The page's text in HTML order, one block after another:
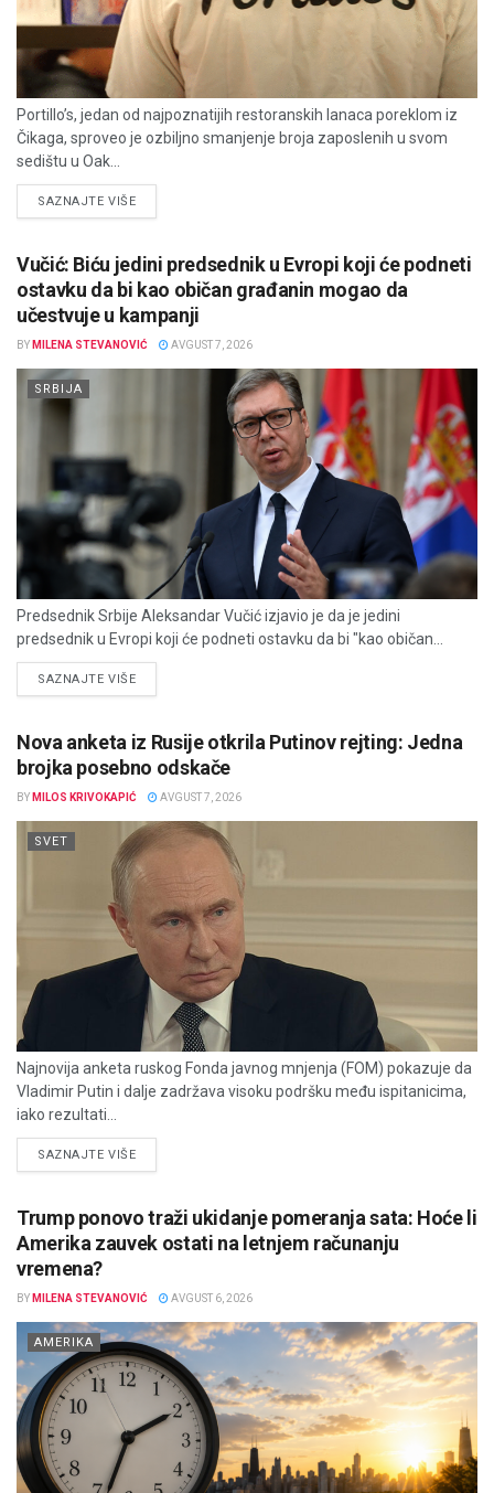
Portillo’s, jedan od najpoznatijih restoranskih lanaca poreklom iz
Čikaga, sproveo je ozbiljno smanjenje broja zaposlenih u svom
sedištu u Oak...
SAZNAJTE VIŠEDETAILS
Vučić: Biću jedini predsednik u Evropi koji će podneti
ostavku da bi kao običan građanin mogao da
učestvuje u kampanji
BY MILENA STEVANOVIĆ AVGUST 7, 2026
SRBIJA
Predsednik Srbije Aleksandar Vučić izjavio je da je jedini
predsednik u Evropi koji će podneti ostavku da bi "kao običan...
SAZNAJTE VIŠEDETAILS
Nova anketa iz Rusije otkrila Putinov rejting: Jedna
brojka posebno odskače
BY MILOS KRIVOKAPIĆ AVGUST 7, 2026
SVET
Najnovija anketa ruskog Fonda javnog mnjenja (FOM) pokazuje da
Vladimir Putin i dalje zadržava visoku podršku među ispitanicima,
iako rezultati...
SAZNAJTE VIŠEDETAILS
Trump ponovo traži ukidanje pomeranja sata: Hoće li
Amerika zauvek ostati na letnjem računanju
vremena?
BY MILENA STEVANOVIĆ AVGUST 6, 2026
AMERIKA